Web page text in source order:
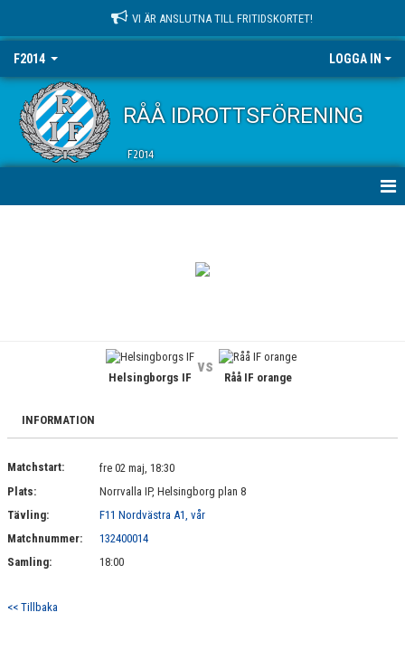
VI ÄR ANSLUTNA TILL FRITIDSKORTET!
F2014 LOGGA IN
RÅÅ IDROTTSFÖRENING
F2014
BILDGALLERI
KONTAKT
Helsingborgs IF
vs
Råå IF orange
INFORMATION
Matchstart:
fre 02 maj, 18:30
Plats:
Norrvalla IP, Helsingborg plan 8
Tävling:
F11 Nordvästra A1, vår
Matchnummer:
132400014
Samling:
18:00
<< Tillbaka